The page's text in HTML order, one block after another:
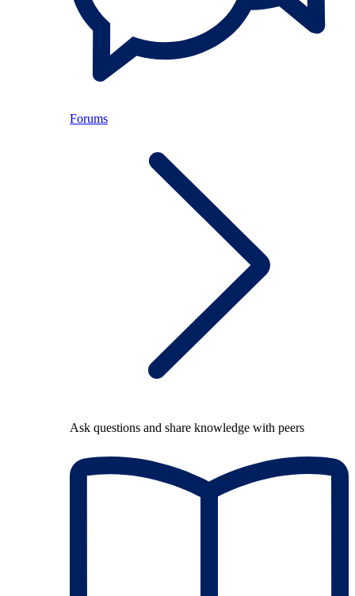
Forums
Ask questions and share knowledge with peers